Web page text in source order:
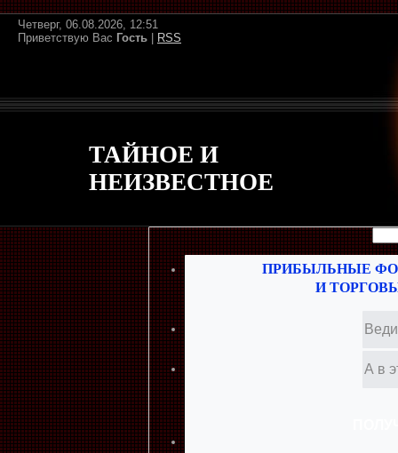
Четверг, 06.08.2026, 12:51
Приветствую Вас Гость RSS
ТАЙНОЕ И
НЕИЗВЕСТНОЕ
ПРИБЫЛЬНЫЕ
И